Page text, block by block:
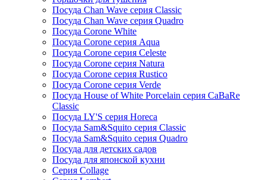
Посуда Chan Wave серия Classic
Посуда Chan Wave серия Quadro
Посуда Corone White
Посуда Corone серия Aqua
Посуда Corone серия Celeste
Посуда Corone серия Natura
Посуда Corone серия Rustico
Посуда Corone серия Verde
Посуда House of White Porcelain серия CaBaRe
Classic
Посуда LY'S серия Horeca
Посуда Sam&Squito серия Classic
Посуда Sam&Squito серия Quadro
Посуда для детских садов
Посуда для японской кухни
Серия Collage